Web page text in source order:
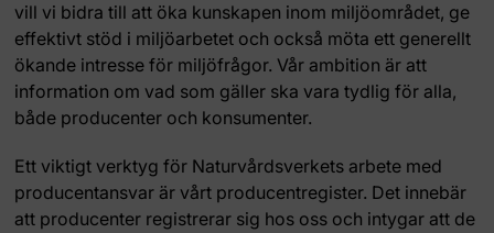
vill vi bidra till att öka kunskapen inom miljöområdet, ge
effektivt stöd i miljöarbetet och också möta ett generellt
ökande intresse för miljöfrågor. Vår ambition är att
information om vad som gäller ska vara tydlig för alla,
både producenter och konsumenter.
Ett viktigt verktyg för Naturvårdsverkets arbete med
producentansvar är vårt producentregister. Det innebär
att producenter registrerar sig hos oss och intygar att de